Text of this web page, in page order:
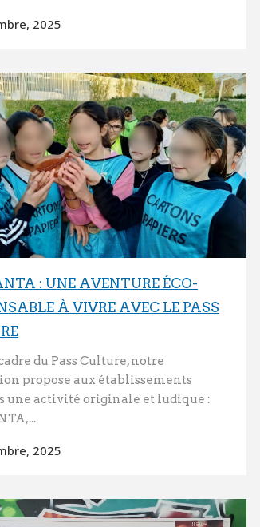
2025
: UNE AVENTURE ÉCO-
À VIVRE AVEC LE PASS
du Pass Culture, notre
propose aux établissements
une activité originale et ludique :
2025